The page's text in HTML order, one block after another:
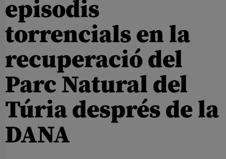
episodis
torrencials en la
recuperació del
Parc Natural del
Túria després de la
DANA